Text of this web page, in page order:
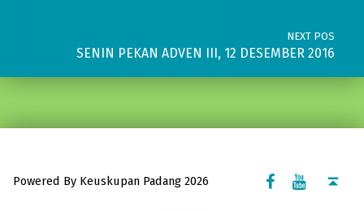
NEXT POS
SENIN PEKAN ADVEN III, 12 DESEMBER 2016
Powered By Keuskupan Padang 2026